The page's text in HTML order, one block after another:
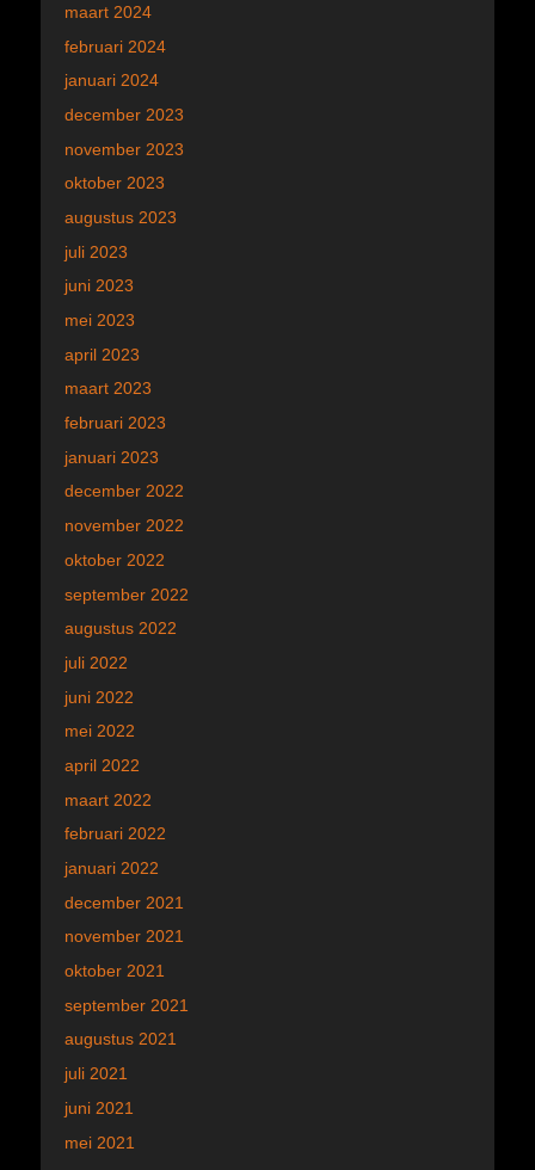
maart 2024
februari 2024
januari 2024
december 2023
november 2023
oktober 2023
augustus 2023
juli 2023
juni 2023
mei 2023
april 2023
maart 2023
februari 2023
januari 2023
december 2022
november 2022
oktober 2022
september 2022
augustus 2022
juli 2022
juni 2022
mei 2022
april 2022
maart 2022
februari 2022
januari 2022
december 2021
november 2021
oktober 2021
september 2021
augustus 2021
juli 2021
juni 2021
mei 2021